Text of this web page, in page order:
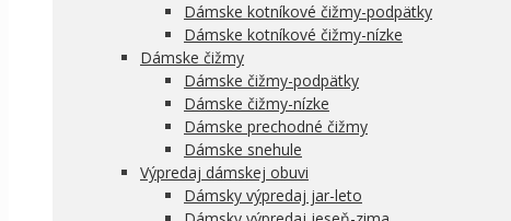
Dámske kotníkové čižmy-podpätky
Dámske kotníkové čižmy-nízke
Dámske čižmy
Dámske čižmy-podpätky
Dámske čižmy-nízke
Dámske prechodné čižmy
Dámske snehule
Výpredaj dámskej obuvi
Dámsky výpredaj jar-leto